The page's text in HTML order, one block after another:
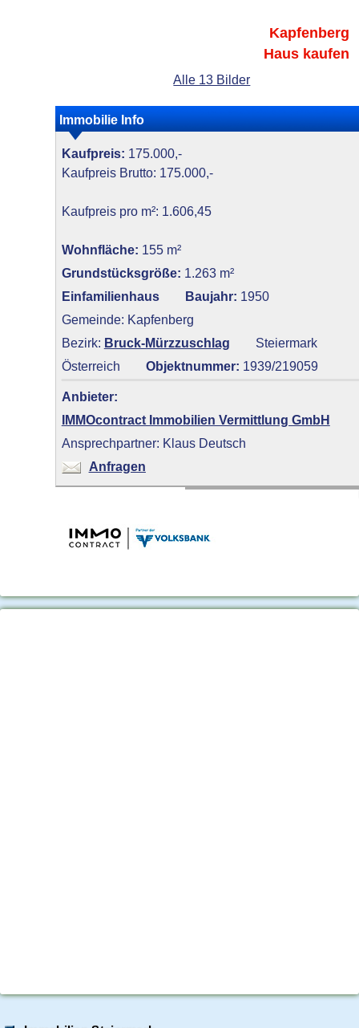
Kapfenberg
Haus kaufen
Alle 13 Bilder
Immobilie Info
Kaufpreis: 175.000,-
Kaufpreis Brutto: 175.000,-
Kaufpreis pro m²: 1.606,45
Wohnfläche: 155 m²
Grundstücksgröße: 1.263 m²
Einfamilienhaus
Baujahr: 1950
Gemeinde: Kapfenberg
Bezirk: Bruck-Mürzzuschlag
Steiermark
Österreich
Objektnummer: 1939/219059
Anbieter:
IMMOcontract Immobilien Vermittlung GmbH
Ansprechpartner: Klaus Deutsch
Anfragen